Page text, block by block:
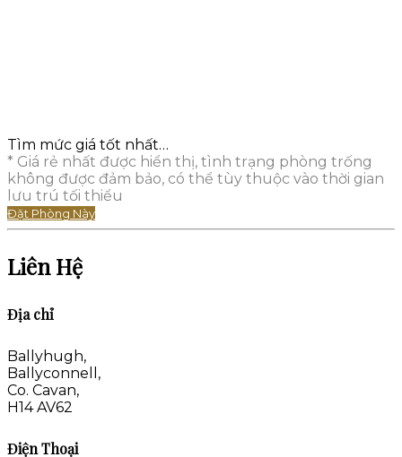
Tìm mức giá tốt nhất…
* Giá rẻ nhất được hiển thị, tình trạng phòng trống
không được đảm bảo, có thể tùy thuộc vào thời gian
lưu trú tối thiểu
Đặt Phòng Này
Liên Hệ
Địa chỉ
Ballyhugh,
Ballyconnell,
Co. Cavan,
H14 AV62
Điện Thoại